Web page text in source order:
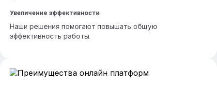
Увеличение эффективности
Наши решения помогают повышать общую
эффективность работы.